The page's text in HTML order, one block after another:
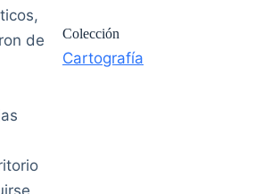
de
Colección
Cartografía